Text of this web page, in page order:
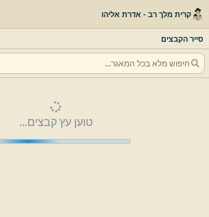
קרית מלך רב - אדרת אליהו
סייר הקבצים
טוען עץ קבצים...